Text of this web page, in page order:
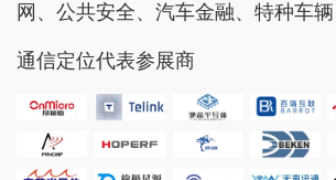
网、公共安全、汽车金融、特种车
通信定位代表参展商